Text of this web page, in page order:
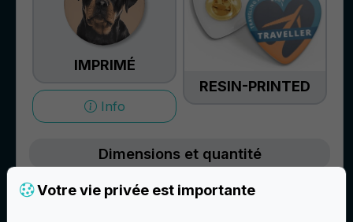
IMPRIMÉ
Info
RESIN-PRINTED
Dimensions et quantité
Dimensions
Votre vie privée est importante